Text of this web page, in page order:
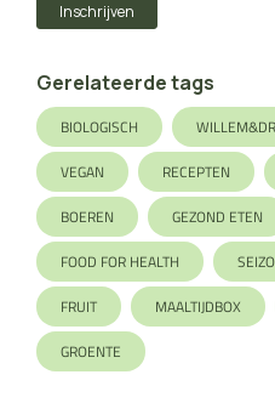
Inschrijven
Gerelateerde tags
BIOLOGISCH
VEGAN
RECEPTEN
BOEREN
GEZOND ETEN
FOOD FOR HEALTH
FRUIT
MAALTIJDBOX
GROENTE